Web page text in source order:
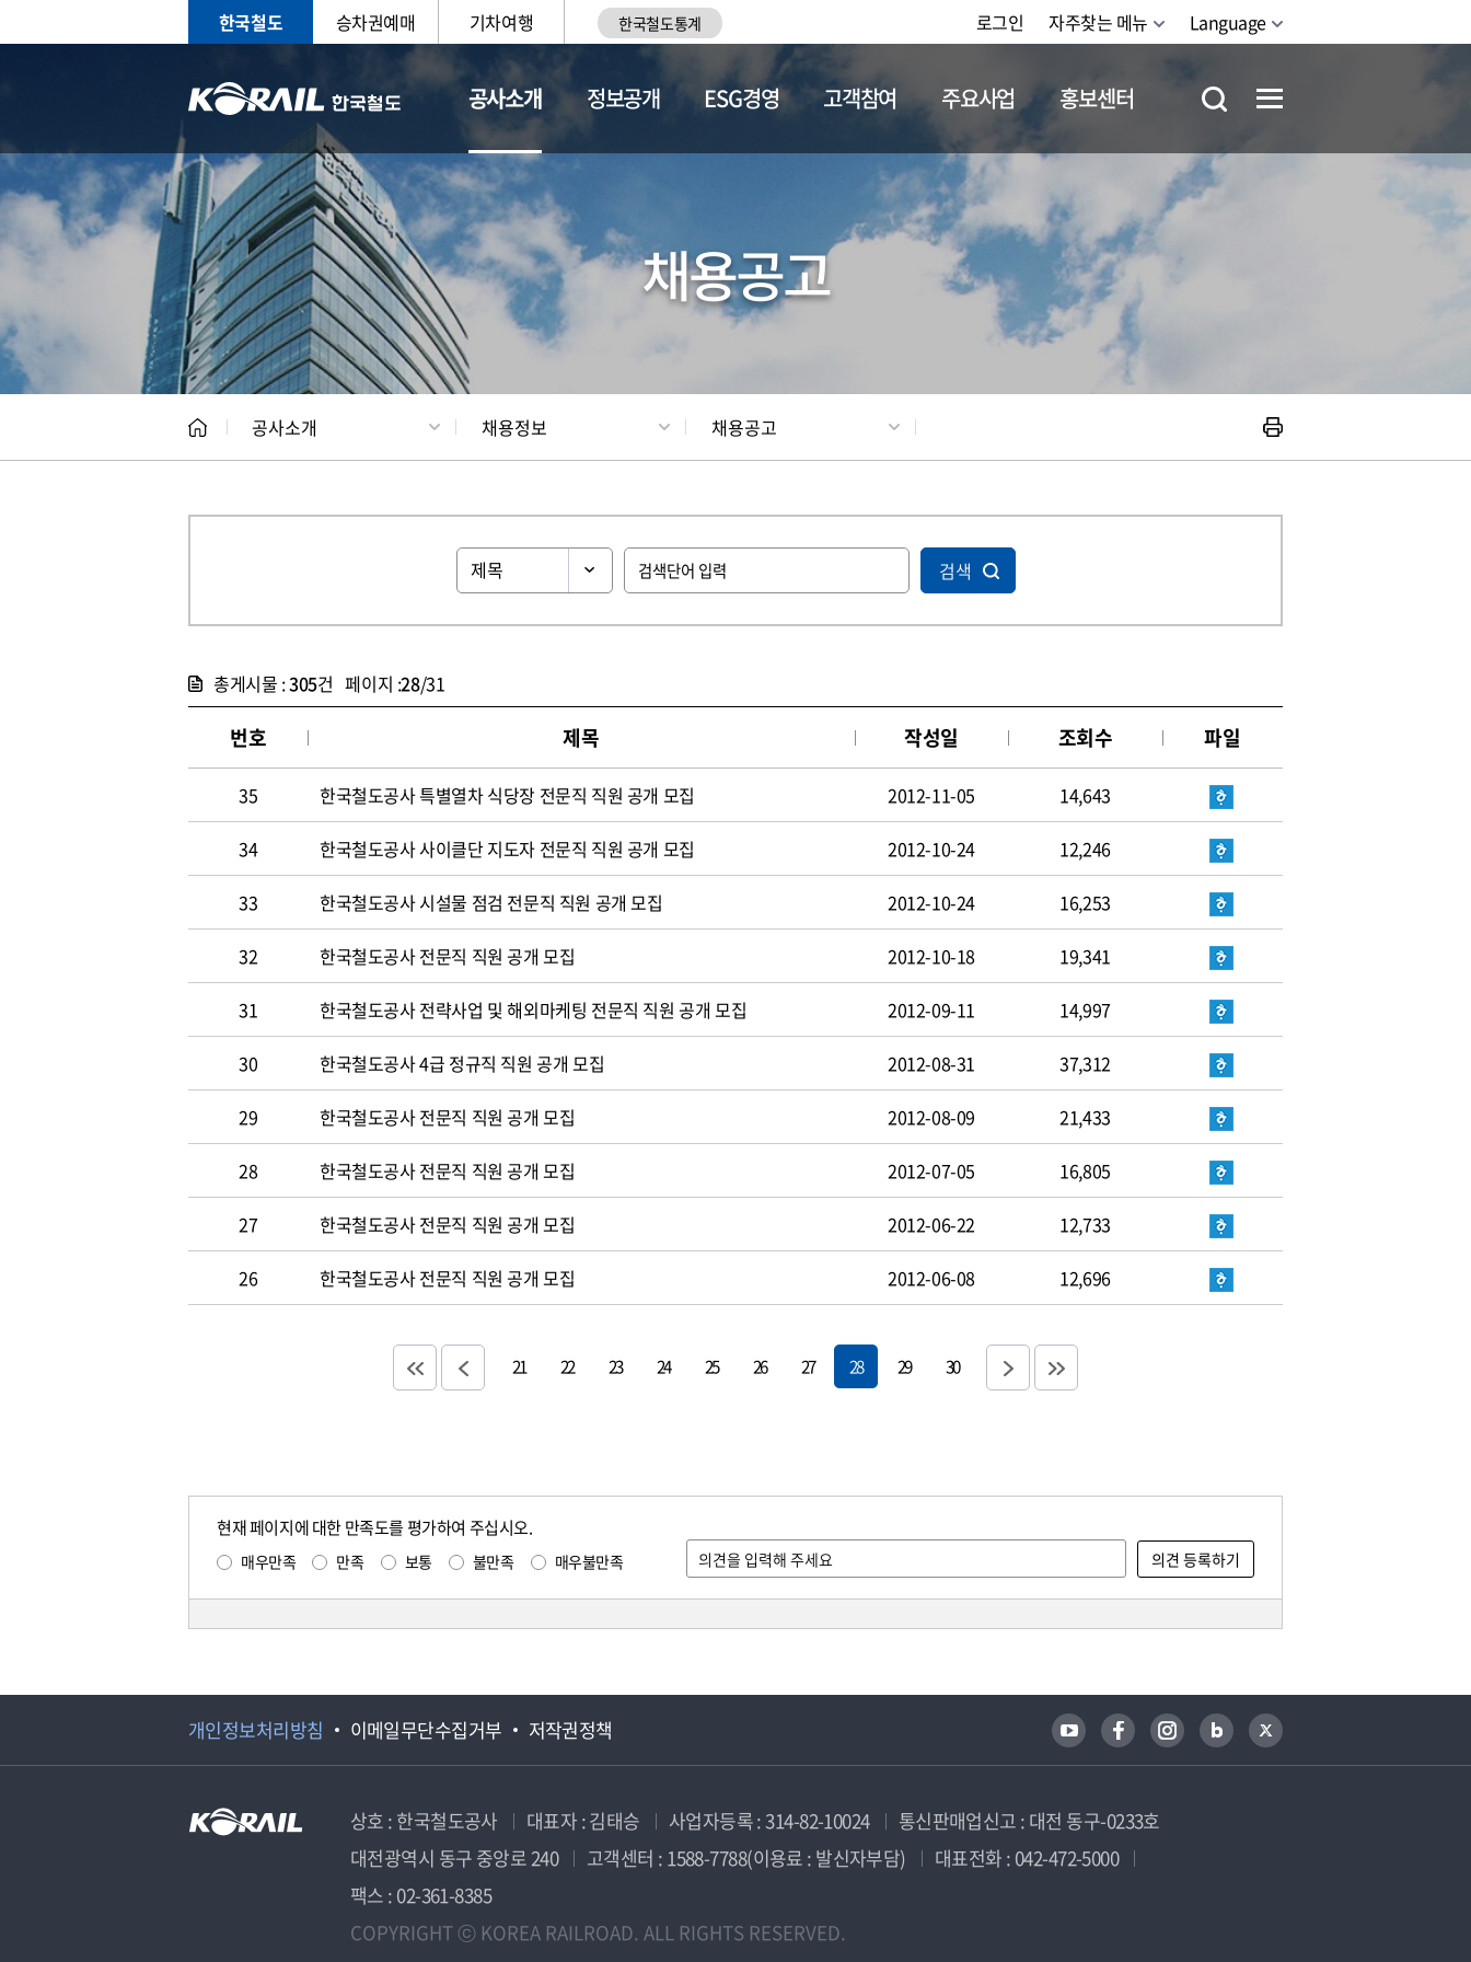
한국철도 승차권예매 기차여행 한국철도통계 로그인 자주찾는 메뉴 Language
공사소개
CEO 일반현황 채용정보
정보공개 ESG경영 고객참여 주요사업 홍보센터
채용공고
공사소개 채용정보 채용공고
검색
총게시물 :305건 페이지 :28/31
번호 제목 작성일 조회수 파일
35 한국철도공사 특별열차 식당장 전문직 직원 공개 모집 2012-11-05 14,643
34 한국철도공사 사이클단 지도자 전문직 직원 공개 모집 2012-10-24 12,246
33 한국철도공사 시설물 점검 전문직 직원 공개 모집 2012-10-24 16,253
32 한국철도공사 전문직 직원 공개 모집 2012-10-18 19,341
31 한국철도공사 전략사업 및 해외마케팅 전문직 직원 공개 모집 2012-09-11 14,997
30 한국철도공사 4급 정규직 직원 공개 모집 2012-08-31 37,312
29 한국철도공사 전문직 직원 공개 모집 2012-08-09 21,433
28 한국철도공사 전문직 직원 공개 모집 2012-07-05 16,805
27 한국철도공사 전문직 직원 공개 모집 2012-06-22 12,733
26 한국철도공사 전문직 직원 공개 모집 2012-06-08 12,696
21 22 23 24 25 26 27 28 29 30
현재 페이지에 대한 만족도를 평가하여 주십시오.
매우만족 만족 보통 불만족 매우불만족
개인정보처리방침 이메일무단수집거부 저작권정책
상호 : 한국철도공사 대표자 : 김태승 사업자등록 : 314-82-10024
통신판매업신고 : 대전 동구-0233호
대전광역시 동구 중앙로 240
고객센터 : 1588-7788(이용료 : 발신자부담)
대표전화 : 042-472-5000
팩스 : 02-361-8385
COPYRIGHT ⓒ KOREA RAILROAD. ALL RIGHTS RESERVED.